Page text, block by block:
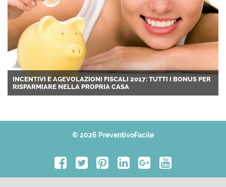
INCENTIVI E AGEVOLAZIONI FISCALI 2017: TUTTI I BONUS PER
RISPARMIARE NELLA PROPRIA CASA
© 2026 PreventivoFacile